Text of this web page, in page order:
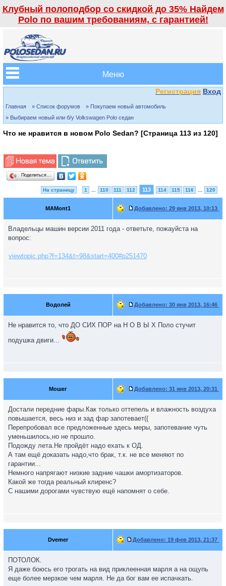
Клубный полоподбор со скидкой до 35% Найдем
Polo по вашим требованиям, с гарантией!
Меню
Регистрация Вход
Главная » Список форумов
» Покупаем новый автомобиль
» Выбираем новый или б/у Volkswagen Polo седан
Что не нравится в новом Polo Sedan? [Страница 113 из 120]
Поделиться…
На страницу 1 110 111 112 113 114 115 116 120
MAMont1 Добавлено: 29 янв 2013, 10:13
Владельцы машин версии 2011 года - ответьте, пожауйста на
вопрос:
viewtopic.php?f=134&t=98&start=400#p251470
Водолей Добавлено: 30 янв 2013, 16:46
Не нравится то, что ДО СИХ ПОР на Н О В Ы Х Поло стучит
подушка двиги...
Мошег Добавлено: 31 янв 2013, 20:31
Достали передние фары.Как только оттепель и влажность воздуха
повышается, весь низ и зад фар запотевает((
Перепробовал все предложенные здесь меры, запотевание чуть
уменьшилось,но не прошло.
Подожду лета.Не пройдёт надо ехать к ОД.
А там ещё доказать надо,что брак, т.к. не все меняют по
гарантии...
Немного напрягают низкие задние чашки амортизаторов.
Какой же тогда реальный клиренс?
С нашими дорогами чувствую ещё напомнят о себе.
Dvemer Добавлено: 19 фев 2013, 21:37
ПОТОЛОК.
Я даже боюсь его трогать на вид приклеенная марля а на ощупь
еще более мерзкое чем марля. Не да бог вам ее испачкать.